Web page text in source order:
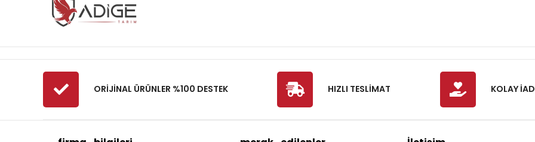
ORİJİNAL ÜRÜNLER %100 DESTEK HIZLI TESLİMAT KOLAY